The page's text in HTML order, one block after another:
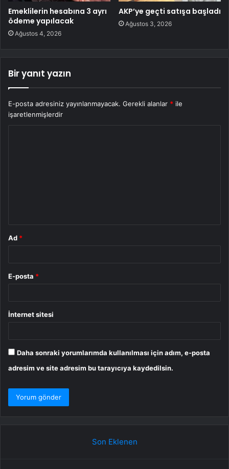
Emeklilerin hesabına 3 ayrı
ödeme yapılacak
Ağustos 4, 2026
AKP’ye geçti satışa başladı
Ağustos 3, 2026
Bir yanıt yazın
E-posta adresiniz yayınlanmayacak. Gerekli alanlar * ile
işaretlenmişlerdir
Ad *
E-posta *
İnternet sitesi
Daha sonraki yorumlarımda kullanılması için adım, e-posta
adresim ve site adresim bu tarayıcıya kaydedilsin.
Son Eklenen